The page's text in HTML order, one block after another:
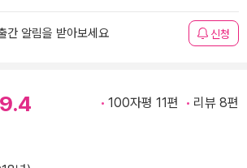
간 알림을 받아보세요 신청
9.4 100자평 11편 리뷰 8편